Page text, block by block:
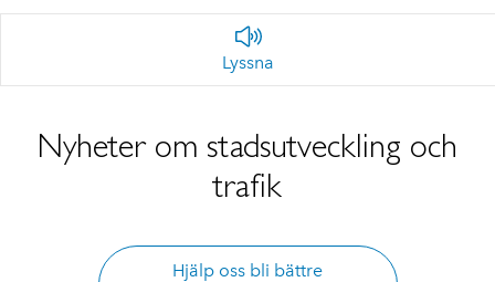
Lyssna
Nyheter om stadsutveckling och
trafik
Hjälp oss bli bättre